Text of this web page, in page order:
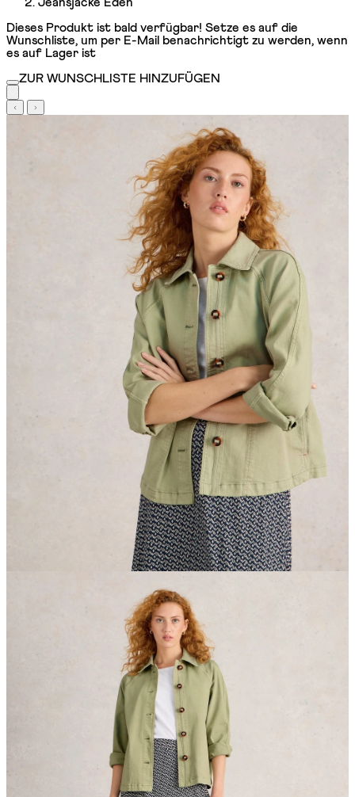
Dieses Produkt ist bald verfügbar! Setze es auf die
Wunschliste, um per E-Mail benachrichtigt zu werden, wenn
es auf Lager ist
ZUR WUNSCHLISTE HINZUFÜGEN